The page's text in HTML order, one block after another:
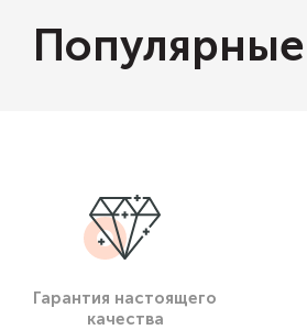
Гарантия настоящего
качества